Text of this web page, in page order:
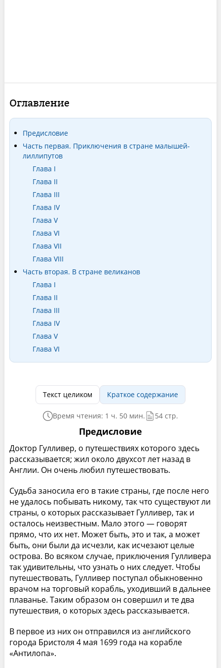
Оглавление
Предисловие
Часть первая. Приключения в стране малышей-
лиллипутов
Глава I
Глава II
Глава III
Глава IV
Глава V
Глава VI
Глава VII
Глава VIII
Часть вторая. В стране великанов
Глава I
Глава II
Глава III
Глава IV
Глава V
Глава VI
Текст целиком Краткое содержание
Время чтения: 1 ч. 50 мин. 54 стр.
Предисловие
Доктор Гулливер, о путешествиях которого здесь
рассказывается; жил около двухсот лет назад в
Англии. Он очень любил путешествовать.
Судьба заносила его в такие страны, где после него
не удалось побывать никому, так что существуют ли
страны, о которых рассказывает Гулливер, так и
осталось неизвестным. Мало этого — говорят
прямо, что их нет. Может быть, это и так, а может
быть, они были да исчезли, как исчезают целые
острова. Во всяком случае, приключения Гулливера
так удивительны, что узнать о них следует. Чтобы
путешествовать, Гулливер поступал обыкновенно
врачом на торговый корабль, уходивший в дальнее
плаванье. Таким образом он совершил и те два
путешествия, о которых здесь рассказывается.
В первое из них он отправился из английского
города Бристоля 4 мая 1699 года на корабле
«Антилопа».